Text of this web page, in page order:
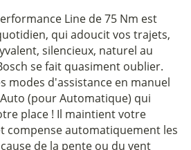
Line de 75 Nm est
qui adoucit vos trajets,
silencieux, naturel au
se fait quasiment oublier.
modes d'assistance en manuel
(pour Automatique) qui
place ! Il maintient votre
compense automatiquement les
de la pente ou du vent